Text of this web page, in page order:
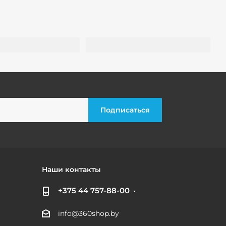
Наши контакты
+375 44 757-88-00
info@360shop.by